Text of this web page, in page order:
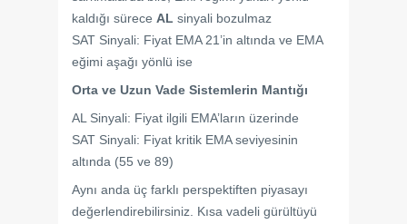
kaldığı sürece AL sinyali bozulmaz
SAT Sinyali: Fiyat EMA 21’in altında ve EMA
eğimi aşağı yönlü ise
Orta ve Uzun Vade Sistemlerin Mantığı
AL Sinyali: Fiyat ilgili EMA’ların üzerinde
SAT Sinyali: Fiyat kritik EMA seviyesinin
altında (55 ve 89)
Aynı anda üç farklı perspektiften piyasayı
değerlendirebilirsiniz. Kısa vadeli gürültüyü